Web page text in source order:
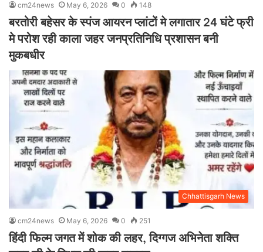
cm24news May 6, 2026 0 148
बरतोरी बहेसर के स्पंज आयरन प्लांटों मे लगातार 24 घंटे फ्री
मे परोश रही काला जहर जनप्रतिनिधि प्रशासन बनी
मुकबधीर
Chhattisgarh News
cm24news May 6, 2026 0 251
हिंदी फिल्म जगत में शोक की लहर, दिग्गज अभिनेता शक्ति